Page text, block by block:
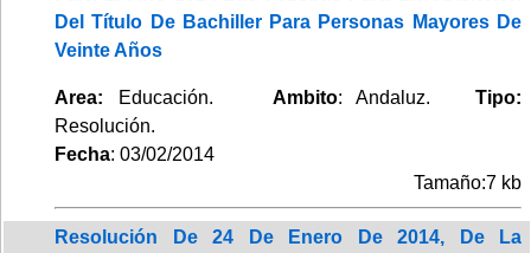
Del Título De Bachiller Para Personas Mayores De
Veinte Años
Area: Educación. Ambito: Andaluz.Tipo:
Resolución.
Fecha: 03/02/2014
Tamaño:7 kb
Resolución De 24 De Enero De 2014, De La